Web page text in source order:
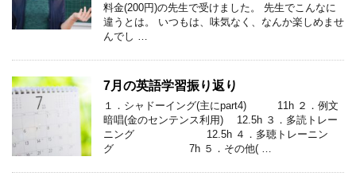
料金(200円)の先生で受けました。 先生でこんなに
違うとは。 いつもは、味気なく、なんか楽しめませ
んでし …
7月の英語学習振り返り
１．シャドーイング(主にpart4) 11h ２．例文
暗唱(金のセンテンス利用) 12.5h ３．多読トレー
ニング 12.5h ４．多聴トレーニン
グ 7h ５．その他( …